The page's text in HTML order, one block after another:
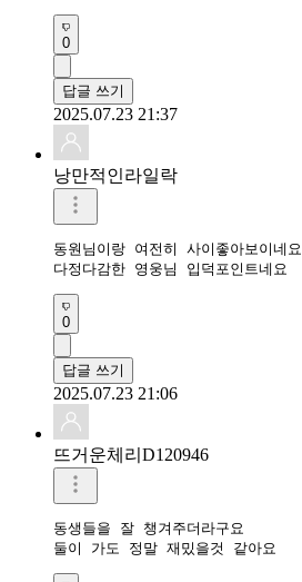
0
답글 쓰기
2025.07.23 21:37
낭만적인라일락
동원님이랑 여전히 사이좋아보이네요
다정다감한 영웅님 입덕포인트네요
0
답글 쓰기
2025.07.23 21:06
뜨거운체리D120946
동생들을 잘 챙겨주더라구요
둘이 가도 정말 재밌을것 같아요